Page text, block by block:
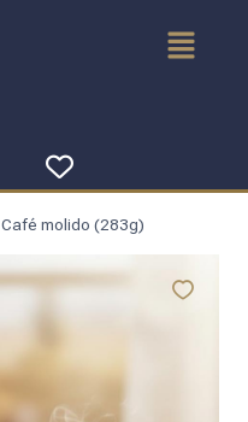
Café molido (283g)